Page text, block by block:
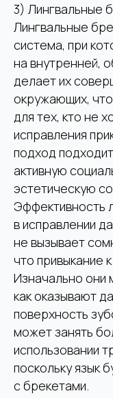
3) Лингвальные
Лингвальные
система, при
на внутренней,
делает их
окружающих,
для тех, кто не
исправления
подход
активную
эстетическую
Эффективность
в исправлении
не вызывает
что привыкание
Изначально они
как оказывают
поверхность
может занять
использовании
поскольку язык
с брекетами.
НА
Запись на прием вы
по